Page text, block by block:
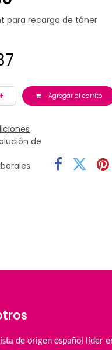
para recarga de tóner
Agregar al carrito
de
de origen español líder